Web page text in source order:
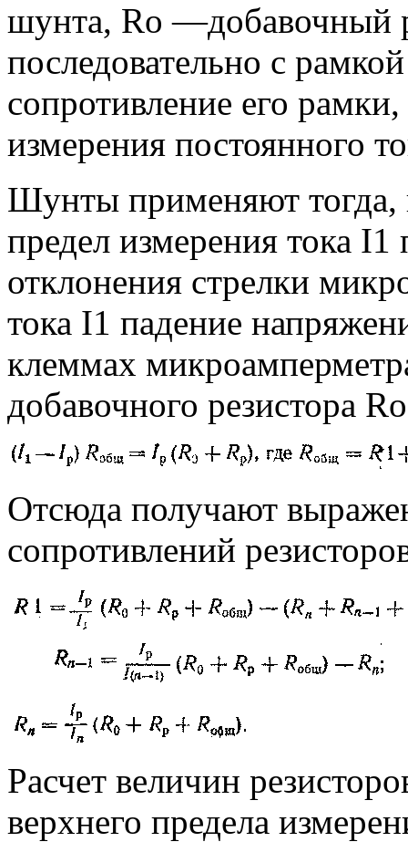
шунта, Ro —добавочный
последовательно с
сопротивление его
измерения постоянного
Шунты применяют тогда,
предел измерения тока
отклонения стрелки
тока I1 падение
клеммах
добавочного резистора
Отсюда получают
сопротивлений
Расчет величин
верхнего предела